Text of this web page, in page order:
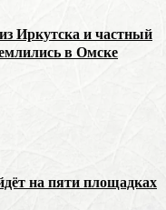
Иркутска и частный
в Омске
на пяти площадках